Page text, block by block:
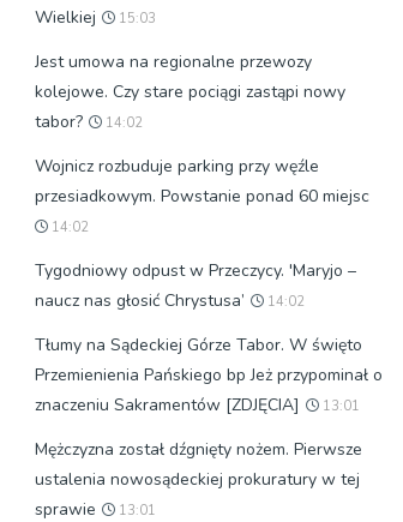
Wielkiej
15:03
Jest umowa na regionalne przewozy
kolejowe. Czy stare pociągi zastąpi nowy
tabor?
14:02
Wojnicz rozbuduje parking przy węźle
przesiadkowym. Powstanie ponad 60 miejsc
14:02
Tygodniowy odpust w Przeczycy. 'Maryjo –
naucz nas głosić Chrystusa’
14:02
Tłumy na Sądeckiej Górze Tabor. W święto
Przemienienia Pańskiego bp Jeż przypominał o
znaczeniu Sakramentów [ZDJĘCIA]
13:01
Mężczyzna został dźgnięty nożem. Pierwsze
ustalenia nowosądeckiej prokuratury w tej
sprawie
13:01